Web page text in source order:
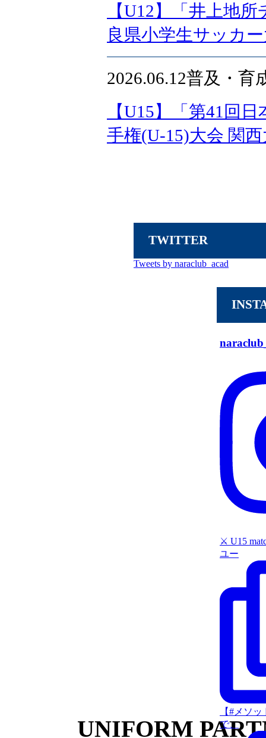
【U12】「井上地
良県小学生サッカ
2026.06.12普及・育
【U15】「第41回
手権(U-15)大会 関
TWITTER
Tweets by naraclub_acad
⚔️ U15
ユー
【#メソ
で、
UNIFORM